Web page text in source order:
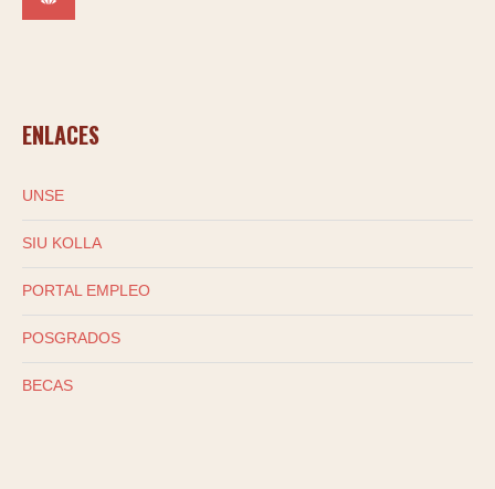
ENLACES
UNSE
SIU KOLLA
PORTAL EMPLEO
POSGRADOS
BECAS